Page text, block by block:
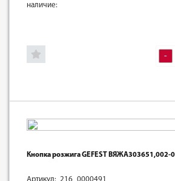
наличие:
-
Кнопка розжига GEFEST ВЯЖА303651,002-
Артикул: 216_0000491